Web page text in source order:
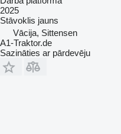
2025
Stāvoklis jauns
Vācija, Sittensen
A1-Traktor.de
Sazināties ar pārdevēju